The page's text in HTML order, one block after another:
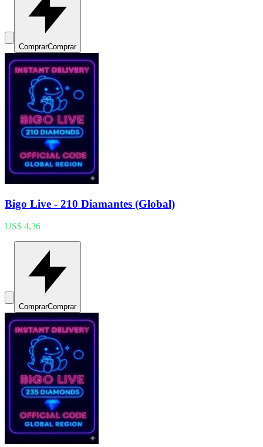
ComprarComprar
Bigo Live - 210 Diamantes (Global)
US$ 4,36
ComprarComprar